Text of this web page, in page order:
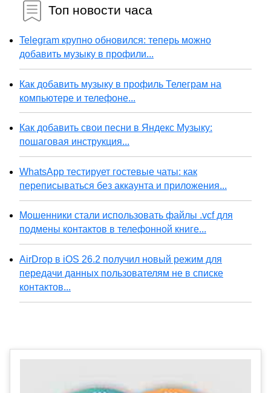
Топ новости часа
Telegram крупно обновился: теперь можно
добавить музыку в профили...
Как добавить музыку в профиль Телеграм на
компьютере и телефоне...
Как добавить свои песни в Яндекс Музыку:
пошаговая инструкция...
WhatsApp тестирует гостевые чаты: как
переписываться без аккаунта и приложения...
Мошенники стали использовать файлы .vcf для
подмены контактов в телефонной книге...
AirDrop в iOS 26.2 получил новый режим для
передачи данных пользователям не в списке
контактов...